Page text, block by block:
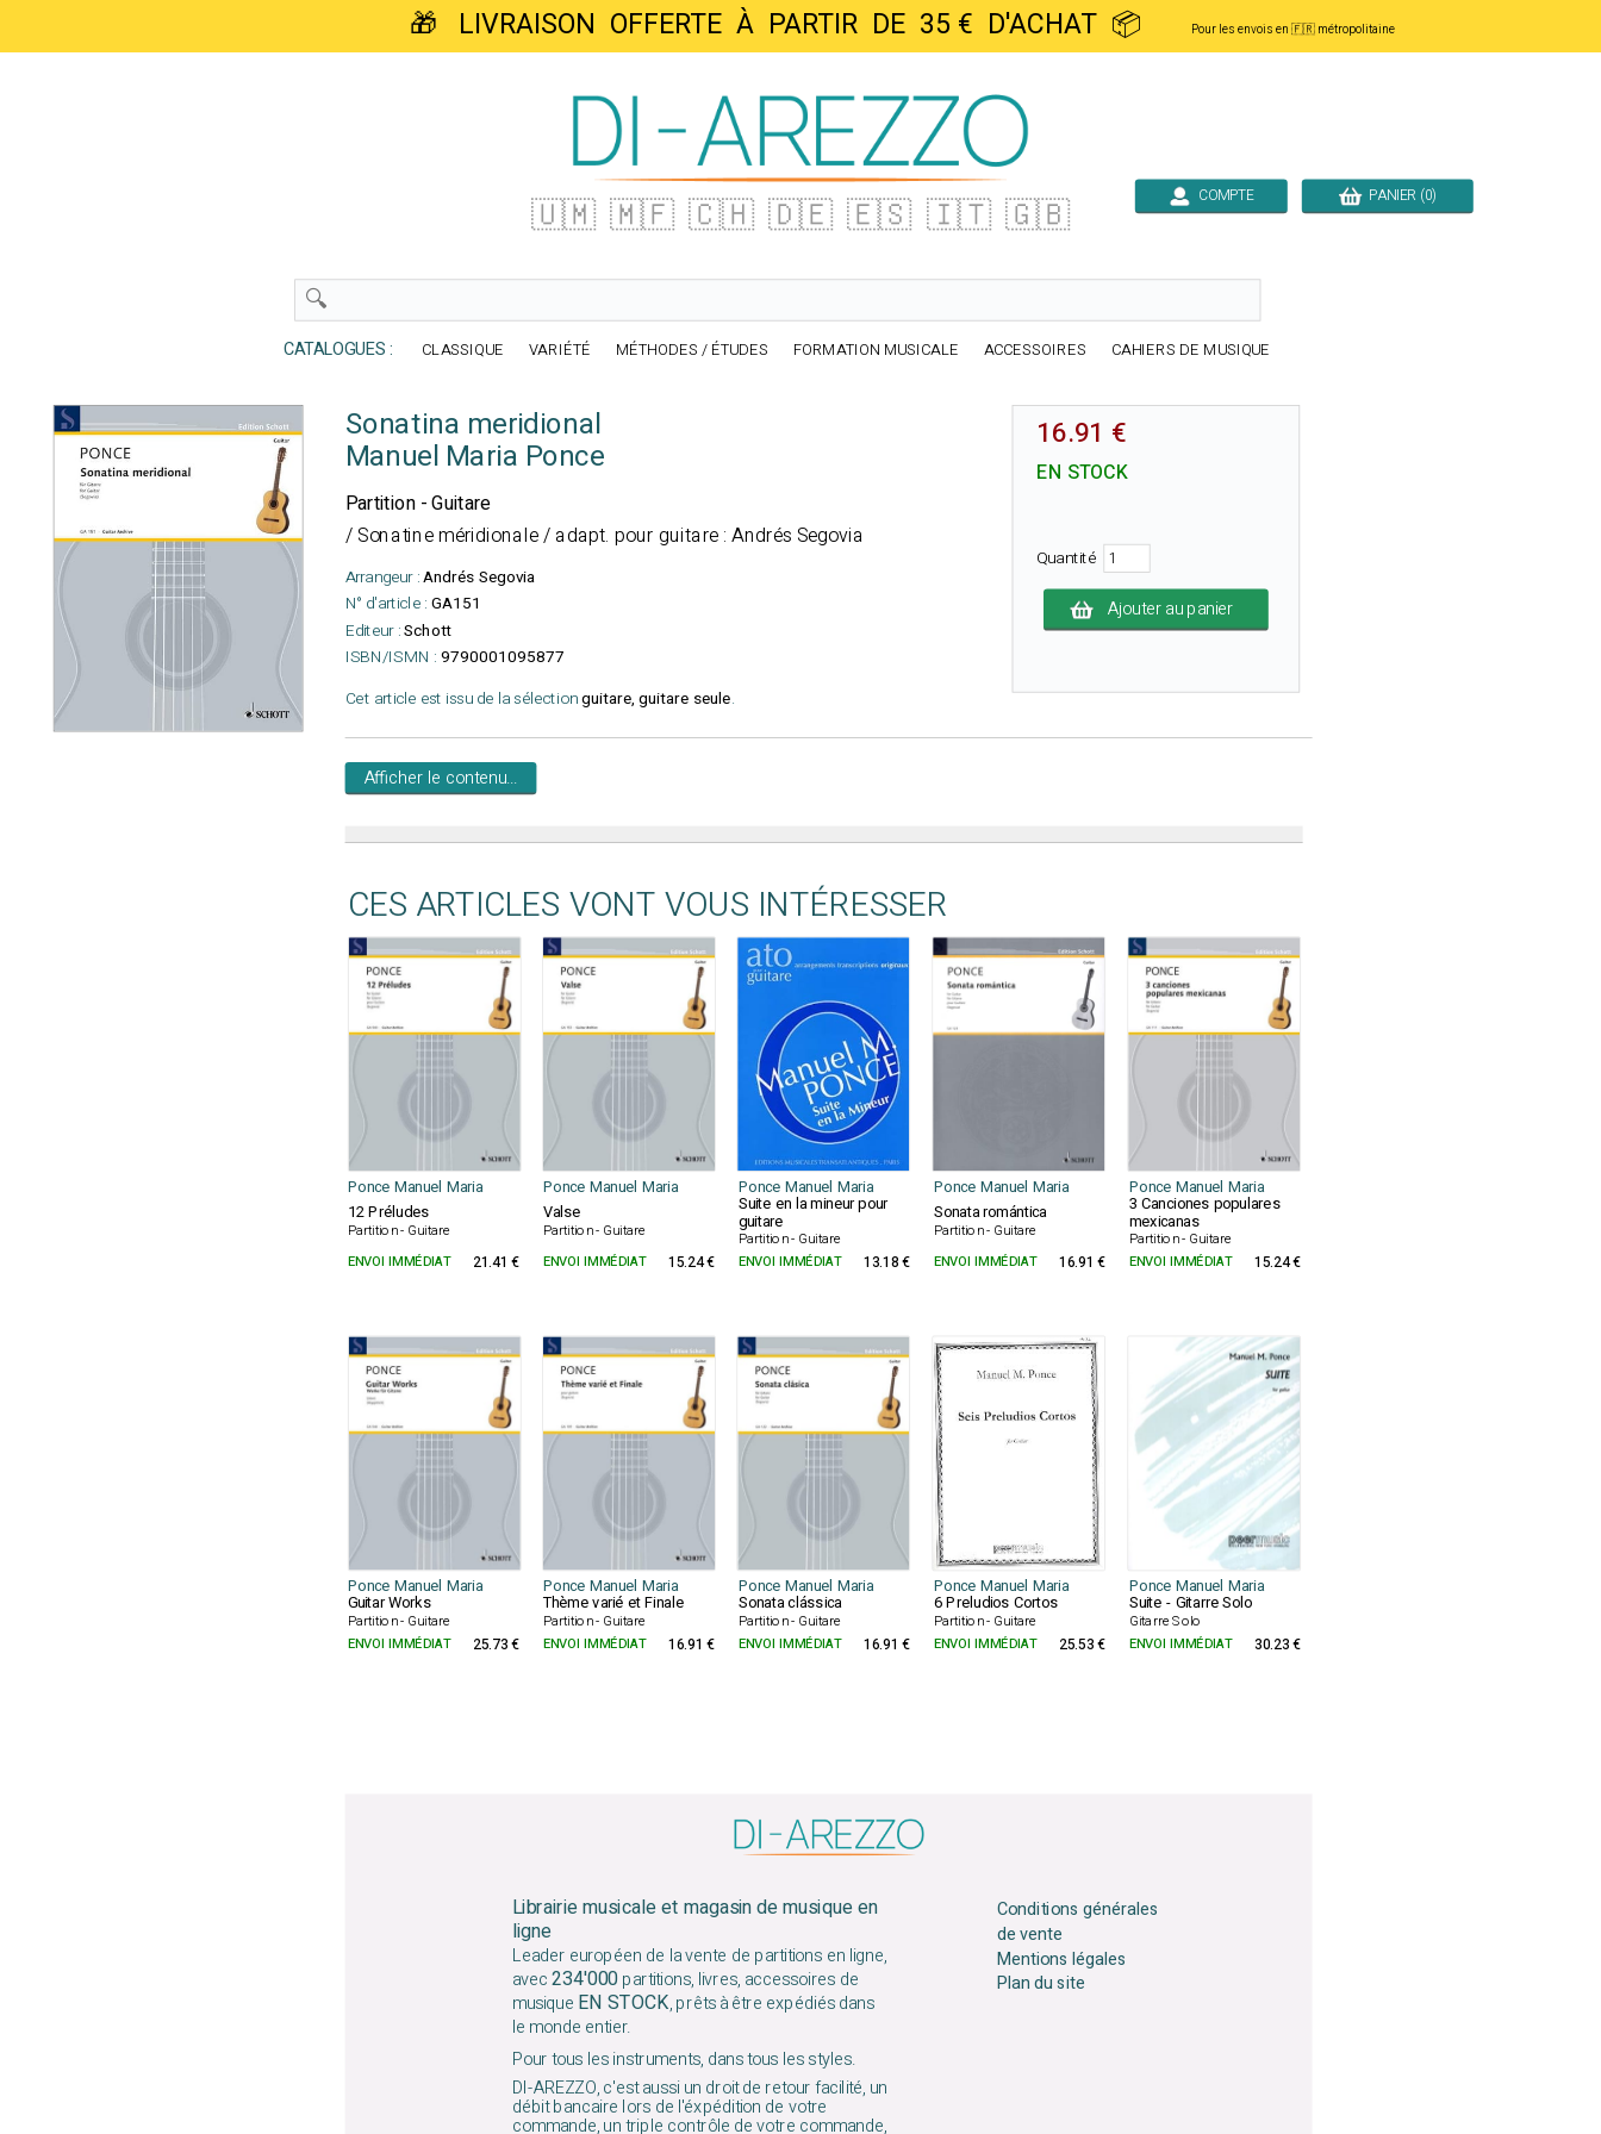
🎁 LIVRAISON OFFERTE À PARTIR DE 35 € D'ACHAT 📦 Pour les envois en 🇫🇷 métropolitaine
🇺🇲 🇲🇫 🇨🇭 🇩🇪 🇪🇸 🇮🇹 🇬🇧 COMPTE PANIER (0)
CATALOGUES : CLASSIQUE VARIÉTÉ MÉTHODES / ÉTUDES FORMATION MUSICALE ACCESSOIRES CAHIERS DE MUSIQUE
Sonatina meridional
Manuel Maria Ponce
Partition - Guitare
/ Sonatine méridionale / adapt. pour guitare : Andrés Segovia
Arrangeur :Andrés Segovia
N° d'article : GA151
Editeur :Schott
ISBN/ISMN : 9790001095877
Cet article est issu de la sélectionguitare, guitare seule.
16.91 €
EN STOCK
Quantité
Ajouter au panier
Afficher le contenu...
CES ARTICLES VONT VOUS INTÉRESSER
Ponce Manuel Maria Ponce Manuel Maria Ponce Manuel Maria Ponce Manuel Maria
Ponce Manuel Maria
12 Préludes
Partition - Guitare
Valse
Partition - Guitare
Suite en la mineur pour
guitare
Partition - Guitare
Sonata romántica
Partition - Guitare
3 Canciones populares
mexicanas
Partition - Guitare
ENVOI IMMÉDIAT
21.41 € ENVOI IMMÉDIAT 15.24 € ENVOI IMMÉDIAT 13.18 € ENVOI IMMÉDIAT 16.91 € ENVOI IMMÉDIAT 15.24 €
Ponce Manuel Maria Ponce Manuel Maria Ponce Manuel Maria Ponce Manuel Maria Ponce Manuel Maria
Guitar Works
Partition - Guitare
Thème varié et Finale
Partition - Guitare
Sonata clássica
Partition - Guitare
6 Preludios Cortos
Partition - Guitare
Suite - Gitarre Solo
Gitarre Solo
ENVOI IMMÉDIAT 25.73 € ENVOI IMMÉDIAT 16.91 € ENVOI IMMÉDIAT 16.91 € ENVOI IMMÉDIAT 25.53 € ENVOI IMMÉDIAT 30.23 €
Librairie musicale et magasin de musique en
ligne
Leader européen de la vente de partitions en ligne,
avec234'000partitions, livres, accessoires de
musique EN STOCK, prêts à être expédiés dans
le monde entier.
Pour tous les instruments, dans tous les styles.
DI-AREZZO, c'est aussi un droit de retour facilité, un
débit bancaire lors de l'éxpédition de votre
commande, un triple contrôle de votre commande,
Conditions générales
de vente
Mentions légales
Plan du site